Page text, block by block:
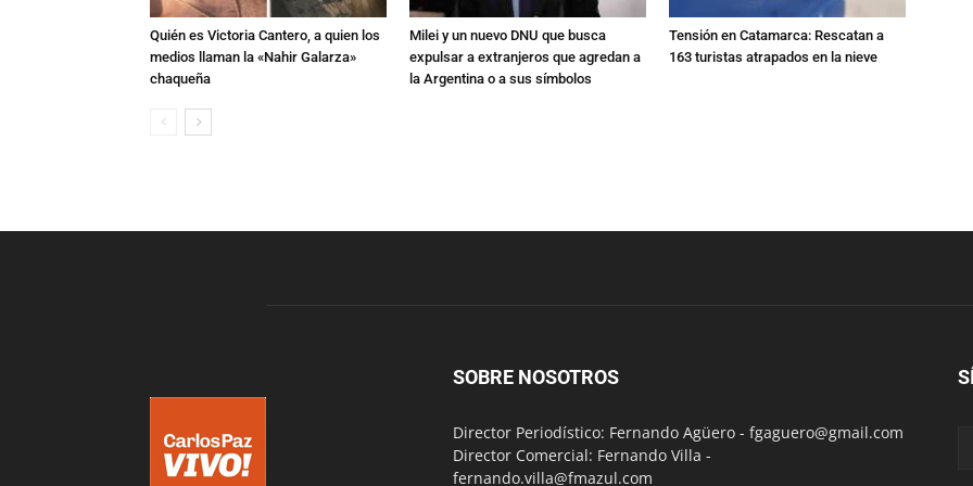
Quién es Victoria Cantero, a quien los
medios llaman la «Nahir Galarza»
chaqueña
Milei y un nuevo DNU que busca
expulsar a extranjeros que agredan a
la Argentina o a sus símbolos
Tensión en Catamarca: Rescatan a
163 turistas atrapados en la nieve
SOBRE NOSOTROS
Director Periodístico: Fernando Agüero - fgaguero@gmail.com
Director Comercial: Fernando Villa -
fernando.villa@fmazul.com